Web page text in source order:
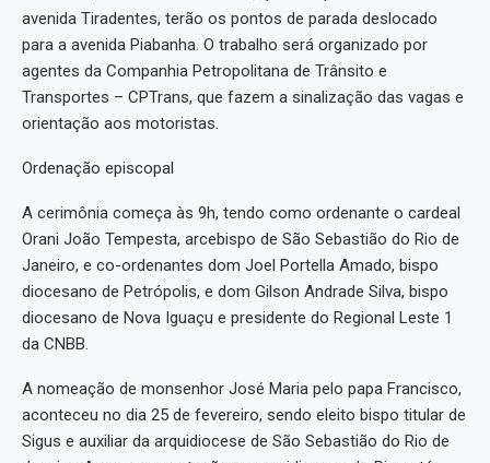
avenida Tiradentes, terão os pontos de parada deslocado
para a avenida Piabanha. O trabalho será organizado por
agentes da Companhia Petropolitana de Trânsito e
Transportes – CPTrans, que fazem a sinalização das vagas e
orientação aos motoristas.
Ordenação episcopal
A cerimônia começa às 9h, tendo como ordenante o cardeal
Orani João Tempesta, arcebispo de São Sebastião do Rio de
Janeiro, e co-ordenantes dom Joel Portella Amado, bispo
diocesano de Petrópolis, e dom Gilson Andrade Silva, bispo
diocesano de Nova Iguaçu e presidente do Regional Leste 1
da CNBB.
A nomeação de monsenhor José Maria pelo papa Francisco,
aconteceu no dia 25 de fevereiro, sendo eleito bispo titular de
Sigus e auxiliar da arquidiocese de São Sebastião do Rio de